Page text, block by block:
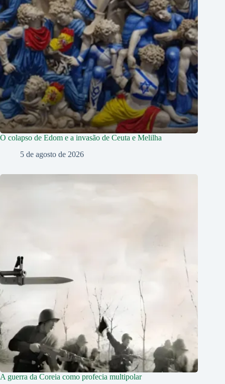
O colapso de Edom e a invasão de Ceuta e Melilha
5 de agosto de 2026
A guerra da Coreia como profecia multipolar